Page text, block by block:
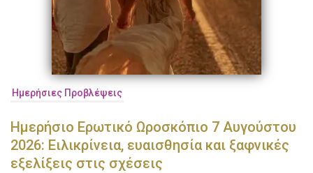
Ημερήσιες Προβλέψεις
Ημερήσιο Ερωτικό Ωροσκόπιο 7 Αυγούστου
2026: Ειλικρίνεια, ευαισθησία και ξαφνικές
εξελίξεις στις σχέσεις